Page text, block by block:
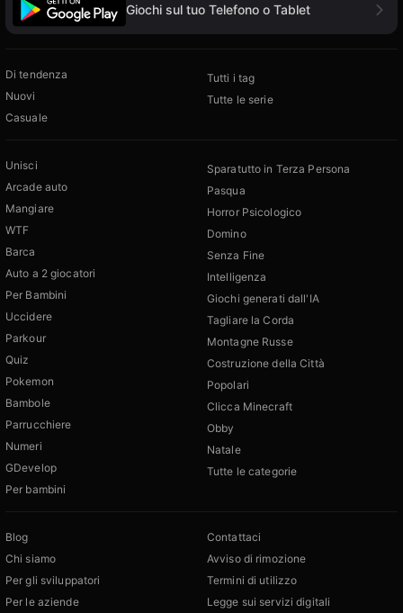
Giochi sul tuo Telefono o Tablet
Di tendenza
Nuovi
Casuale
Tutti i tag
Tutte le serie
Unisci
Arcade auto
Mangiare
WTF
Barca
Auto a 2 giocatori
Per Bambini
Uccidere
Parkour
Quiz
Pokemon
Bambole
Parrucchiere
Numeri
GDevelop
Per bambini
Sparatutto in Terza Persona
Pasqua
Horror Psicologico
Domino
Senza Fine
Intelligenza
Giochi generati dall'IA
Tagliare la Corda
Montagne Russe
Costruzione della Città
Popolari
Clicca Minecraft
Obby
Natale
Tutte le categorie
Blog
Chi siamo
Per gli sviluppatori
Per le aziende
Contattaci
Avviso di rimozione
Termini di utilizzo
Legge sui servizi digitali